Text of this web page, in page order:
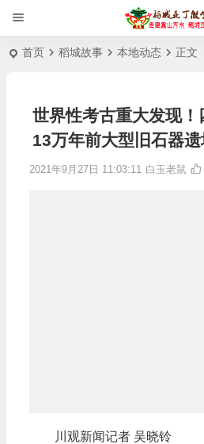
首页 稻城故事 本地动态 正文
世界性考古重大发现！
13万年前大型旧石器遗
2021年9月27日 11:03:11 白玉老鼠
川观新闻记者 吴晓铃